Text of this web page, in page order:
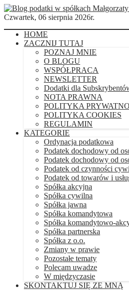
Czwartek, 06 sierpnia 2026r.
HOME
ZACZNIJ TUTAJ
POZNAJ MNIE
O BLOGU
WSPÓŁPRACA
NEWSLETTER
Dodatki dla
NOTA PRAWNA
POLITYKA
POLITYKA COOKIES
REGULAMIN
KATEGORIE
Ordynacja podatkowa
Podatek dochodowy od
Podatek dochodowy od
Podatek od czynności
Podatek od towarów i
Spółka akcyjna
Spółka cywilna
Spółka jawna
Spółka komandytowa
Spółka komandytowo-
Spółka partnerska
Spółka z o.o.
Zmiany w prawie
Pozostałe tematy
Polecam uwadze
W międzyczasie
SKONTAKTUJ SIĘ ZE MNĄ